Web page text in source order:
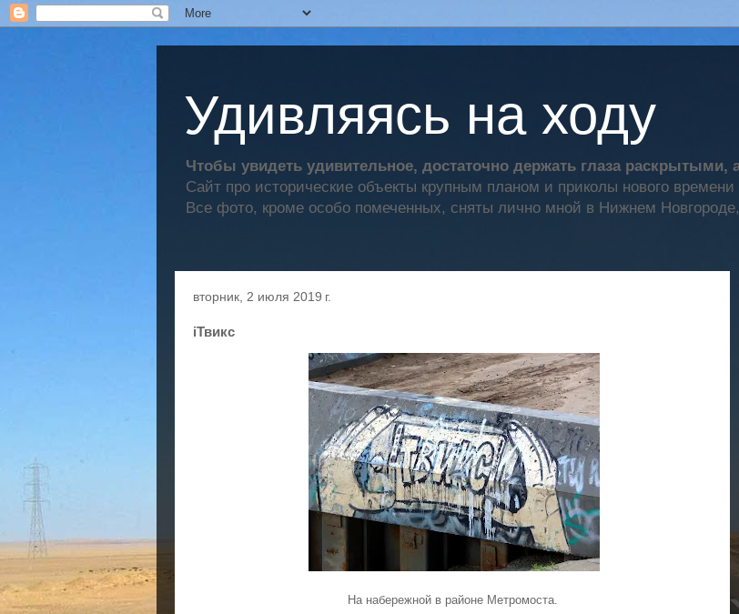
Удивляясь на ходу
Чтобы увидеть удивительное, достаточно держать глаза раскрытыми,
Сайт про исторические объекты крупным планом и приколы нового времени
Все фото, кроме особо помеченных, сняты лично мной в Нижнем
вторник, 2 июля 2019 г.
iТвикс
На набережной в районе Метромоста.